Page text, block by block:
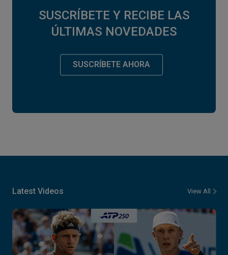
SUSCRÍBETE Y RECIBE LAS
ÚLTIMAS NOVEDADES
SUSCRÍBETE AHORA
Latest Videos View All